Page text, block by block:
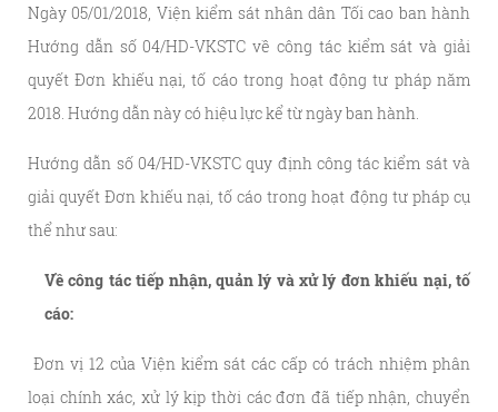
Ngày 05/01/2018, Viện kiểm sát nhân dân Tối cao ban hành
Hướng dẫn số 04/HD-VKSTC về công tác kiểm sát và giải
quyết Đơn khiếu nại, tố cáo trong hoạt động tư pháp năm
2018. Hướng dẫn này có hiệu lực kể từ ngày ban hành.
Hướng dẫn số 04/HD-VKSTC quy định công tác kiểm sát và
giải quyết Đơn khiếu nại, tố cáo trong hoạt động tư pháp cụ
thể như sau:
Về công tác tiếp nhận, quản lý và xử lý đơn khiếu nại, tố
cáo:
Đơn vị 12 của Viện kiểm sát các cấp có trách nhiệm phân
loại chính xác, xử lý kịp thời các đơn đã tiếp nhận, chuyển